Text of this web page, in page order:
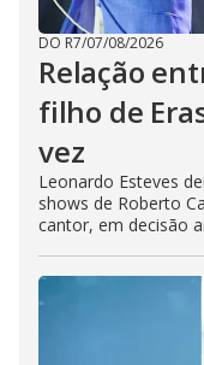
DO R7/07/08/2026
Relação
filho de
vez
Leonardo Esteves
shows de Roberto
cantor, em decisão